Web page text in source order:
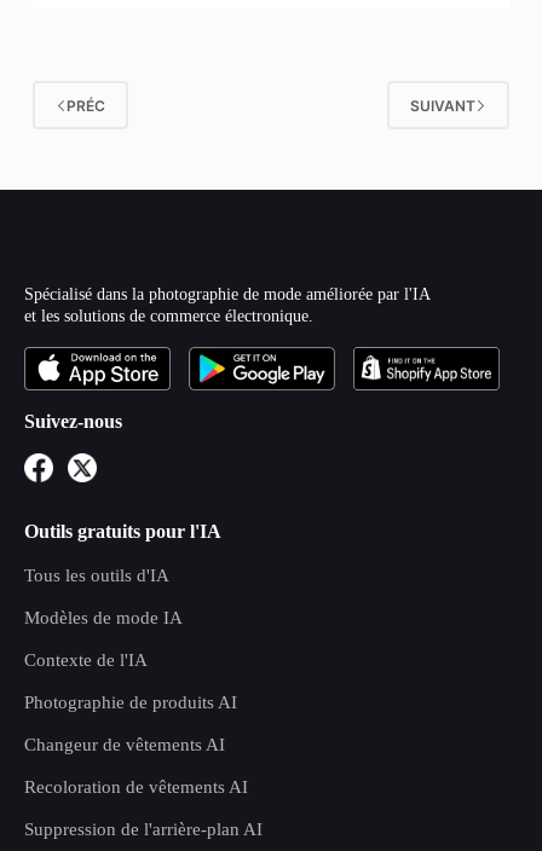
PRÉC SUIVANT
Spécialisé dans la photographie de mode améliorée par l'IA
et les solutions de commerce électronique.
Suivez-nous
Outils gratuits pour l'IA
Tous les outils d'IA
Modèles de mode IA
Contexte de l'IA
Photographie de produits AI
Changeur de vêtements AI
Recoloration de vêtements AI
Suppression de l'arrière-plan AI